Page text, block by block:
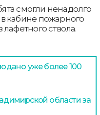
смогли ненадолго
кабине пожарного
ствола.
уже более 100
области за